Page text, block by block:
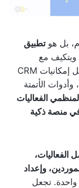
بل هوتطبيق
ويتكيف مع
احتياجاتك في تخطيط الفعاليات. بفضل إمكانيات CRM
وأدوات الأتمتة
لمنظمي الفعاليات
منصة ذكية
الفعاليات،
وإعداد
تجعل